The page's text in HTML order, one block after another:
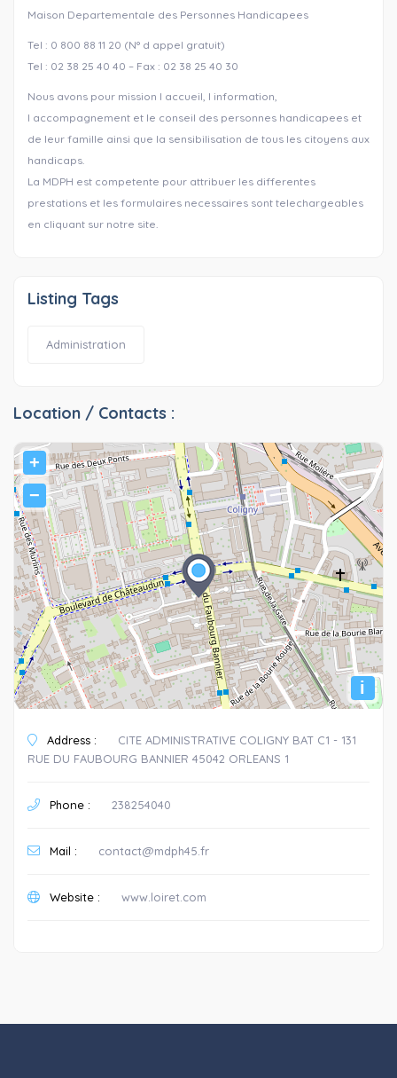
Maison Departementale des Personnes Handicapees
Tel : 0 800 88 11 20 (N° d appel gratuit)
Tel : 02 38 25 40 40 – Fax : 02 38 25 40 30
Nous avons pour mission l accueil, l information,
l accompagnement et le conseil des personnes handicapees et
de leur famille ainsi que la sensibilisation de tous les citoyens aux
handicaps.
La MDPH est competente pour attribuer les differentes
prestations et les formulaires necessaires sont telechargeables
en cliquant sur notre site.
Listing Tags
Administration
Location / Contacts :
+
−
i
Address :
CITE ADMINISTRATIVE COLIGNY BAT C1 - 131
RUE DU FAUBOURG BANNIER 45042 ORLEANS 1
Phone : 238254040
Mail : contact@mdph45.fr
Website : www.loiret.com